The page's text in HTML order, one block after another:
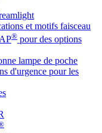
et motifs faisceau
® pour des options
lampe de poche
d'urgence pour les